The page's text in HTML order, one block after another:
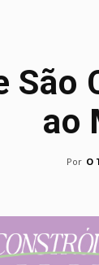
São
ao
Por O